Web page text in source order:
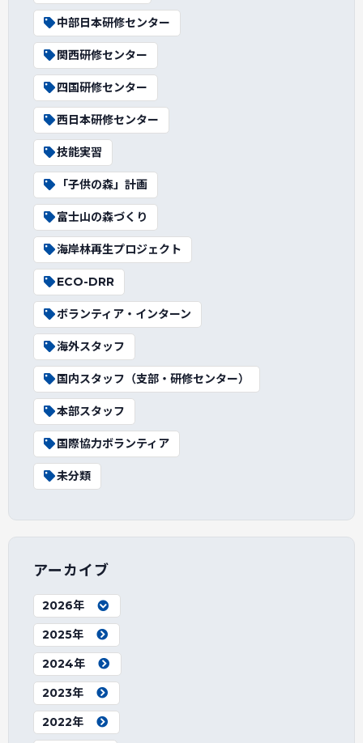
中部日本研修センター
関西研修センター
四国研修センター
西日本研修センター
技能実習
「子供の森」計画
富士山の森づくり
海岸林再生プロジェクト
ECO-DRR
ボランティア・インターン
海外スタッフ
国内スタッフ（支部・研修センター）
本部スタッフ
国際協力ボランティア
未分類
アーカイブ
2026年
2025年
2024年
2023年
2022年